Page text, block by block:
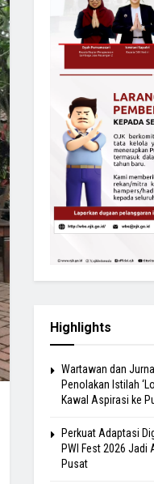
Highlights
Wartawan dan
Penolakan Istilah
Kawal Aspirasi ke
Perkuat Adaptasi
PWI Fest 2026 Jadi
Pusat